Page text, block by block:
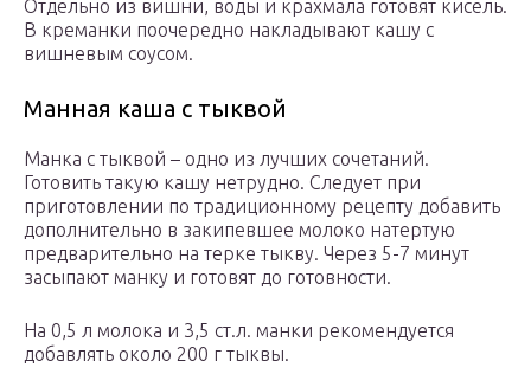
Отдельно из вишни, воды и крахмала готовят кисель.
В креманки поочередно накладывают кашу с
вишневым соусом.
Манная каша с тыквой
Манка с тыквой – одно из лучших сочетаний.
Готовить такую кашу нетрудно. Следует при
приготовлении по традиционному рецепту добавить
дополнительно в закипевшее молоко натертую
предварительно на терке тыкву. Через 5-7 минут
засыпают манку и готовят до готовности.
На 0,5 л молока и 3,5 ст.л. манки рекомендуется
добавлять около 200 г тыквы.